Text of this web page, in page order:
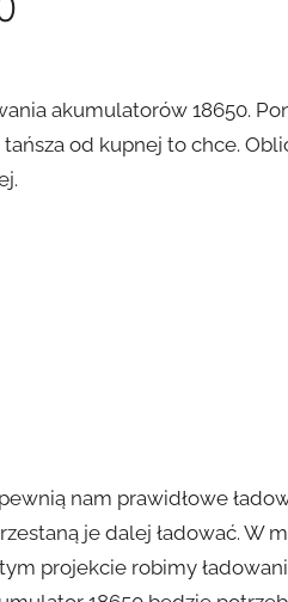
akumulatorów 18650.
od kupnej to chce.
nam prawidłowe
je dalej ładować. W
projekcie robimy